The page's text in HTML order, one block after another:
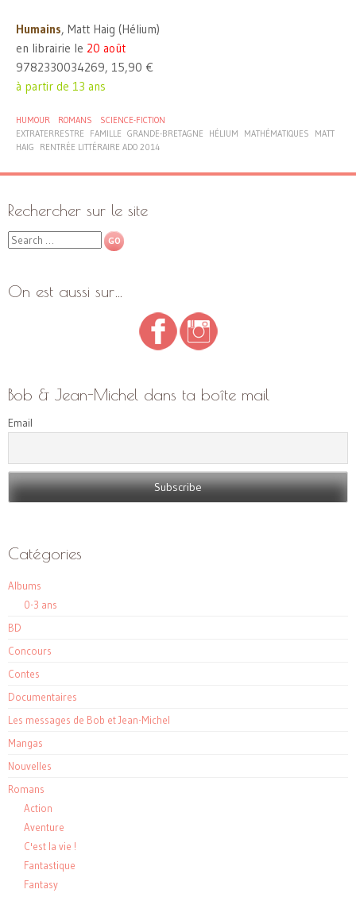
Humains, Matt Haig (Hélium)
en librairie le 20 août
9782330034269, 15,90 €
à partir de 13 ans
HUMOUR ROMANS
SCIENCE-FICTION
EXTRATERRESTRE
FAMILLE GRANDE-BRETAGNE HÉLIUM MATHÉMATIQUES
MATT
HAIG
RENTRÉE LITTÉRAIRE ADO 2014
Rechercher sur le site
Search
On est aussi sur…
Bob & Jean-Michel dans ta boîte mail
Email
Catégories
Albums
0-3 ans
BD
Concours
Contes
Documentaires
Les messages de Bob et Jean-Michel
Mangas
Nouvelles
Romans
Action
Aventure
C'est la vie !
Fantastique
Fantasy